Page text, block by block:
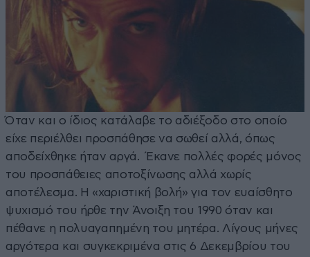
Όταν και ο ίδιος κατάλαβε το αδιέξοδο στο οποίο
είχε περιέλθει προσπάθησε να σωθεί αλλά, όπως
αποδείχθηκε ήταν αργά. Έκανε πολλές φορές μόνος
του προσπάθειες αποτοξίνωσης αλλά χωρίς
αποτέλεσμα. Η «χαριστική βολή» για τον ευαίσθητο
ψυχισμό του ήρθε την Άνοιξη του 1990 όταν και
πέθανε η πολυαγαπημένη του μητέρα. Λίγους μήνες
αργότερα και συγκεκριμένα στις 6 Δεκεμβρίου του